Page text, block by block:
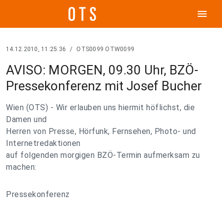
menu
14.12.2010, 11:25:36 / OTS0099 OTW0099
AVISO: MORGEN, 09.30 Uhr, BZÖ-
Pressekonferenz mit Josef Bucher
Wien (OTS) - Wir erlauben uns hiermit höflichst, die
Damen und
Herren von Presse, Hörfunk, Fernsehen, Photo- und
Internetredaktionen
auf folgenden morgigen BZÖ-Termin aufmerksam zu
machen:
Pressekonferenz